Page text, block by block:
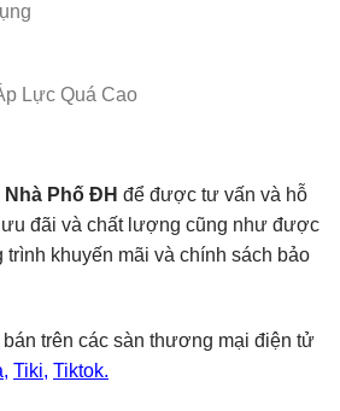
Lực Quá Cao
Phố ĐH để được tư vấn và hỗ
đãi và chất lượng cũng như được
khuyến mãi và chính sách bảo
trên các sàn thương mại điện tử
, Tiki, Tiktok.